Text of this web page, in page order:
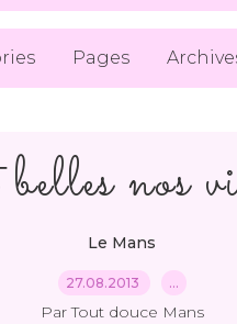
Pages
nos
Le Mans
27.08.2013 …
Par Tout douce Mans